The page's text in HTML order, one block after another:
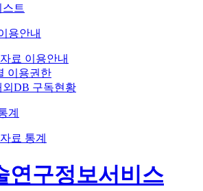
트
용안내
료 이용안내
이용권한
외DB 구독현황
계
료 통계